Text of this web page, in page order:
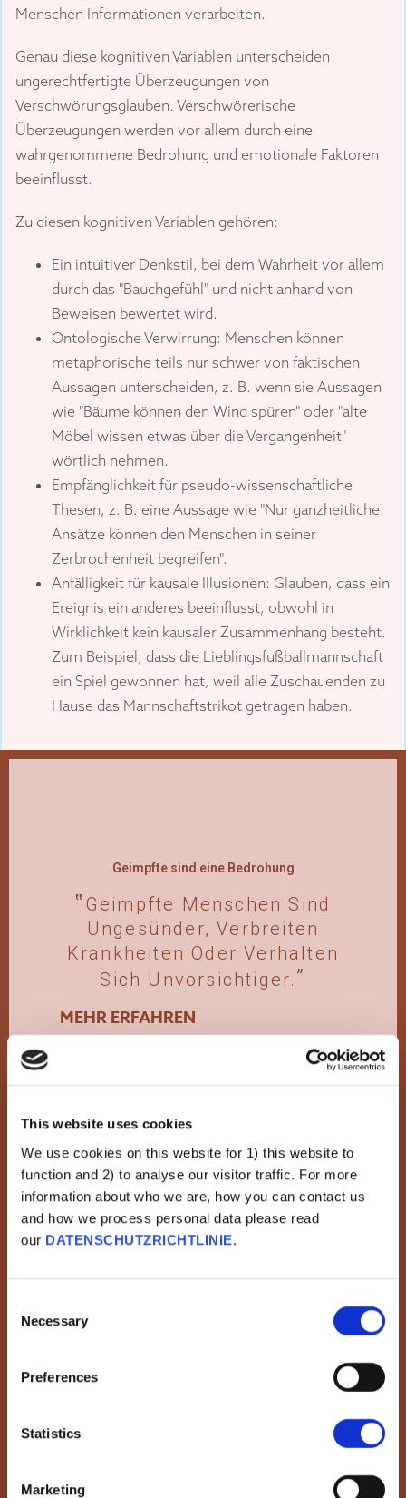
This website uses cookies
We use cookies on this website for 1) this website to
function and 2) to analyse our visitor traffic. For more
information about who we are, how you can contact us
and how we process personal data please read
our DATENSCHUTZRICHTLINIE.
Selection
Necessary
Preferences
Statistics
Marketing
Menschen Informationen verarbeiten.
Genau diese kognitiven Variablen unterscheiden
ungerechtfertigte Überzeugungen von
Verschwörungsglauben. Verschwörerische
Überzeugungen werden vor allem durch eine
wahrgenommene Bedrohung und emotionale Faktoren
beeinflusst.
Zu diesen kognitiven Variablen gehören:
Ein intuitiver Denkstil, bei dem Wahrheit vor allem
durch das "Bauchgefühl" und nicht anhand von
Beweisen bewertet wird.
Ontologische Verwirrung: Menschen können
metaphorische teils nur schwer von faktischen
Aussagen unterscheiden, z. B. wenn sie Aussagen
wie "Bäume können den Wind spüren" oder "alte
Möbel wissen etwas über die Vergangenheit"
wörtlich nehmen.
Empfänglichkeit für pseudo-wissenschaftliche
Thesen, z. B. eine Aussage wie "Nur ganzheitliche
Ansätze können den Menschen in seiner
Zerbrochenheit begreifen".
Anfälligkeit für kausale Illusionen: Glauben, dass ein
Ereignis ein anderes beeinflusst, obwohl in
Wirklichkeit kein kausaler Zusammenhang besteht.
Zum Beispiel, dass die Lieblingsfußballmannschaft
ein Spiel gewonnen hat, weil alle Zuschauenden zu
Hause das Mannschaftstrikot getragen haben.
Geimpfte sind eine Bedrohung
Geimpfte Menschen Sind
Ungesünder, Verbreiten
Krankheiten Oder Verhalten
Sich Unvorsichtiger.
MEHR ERFAHREN
Wissenschaftsleugnung
Es Herrscht Uneinigkeit
Theorien Von Impfungen.